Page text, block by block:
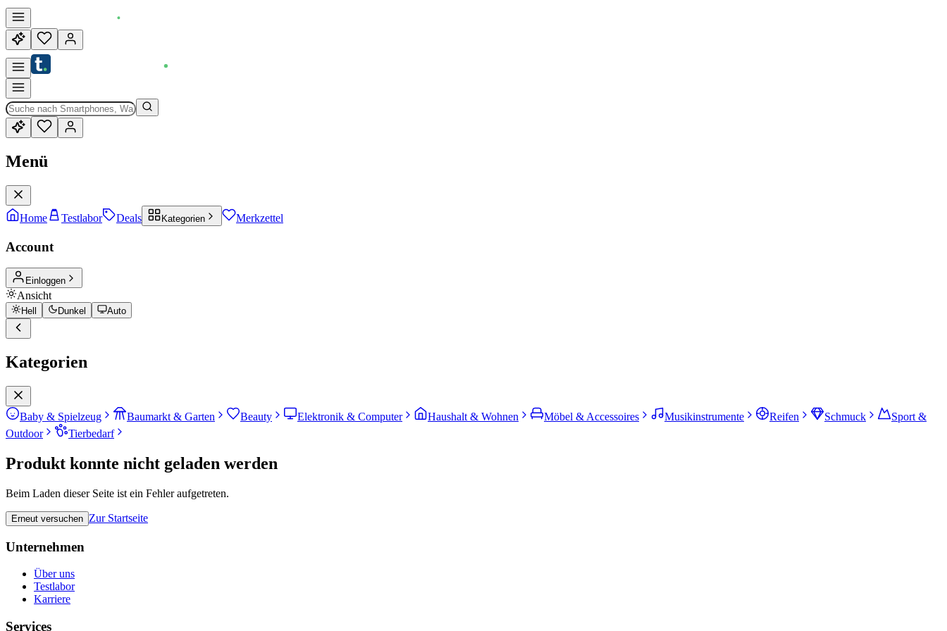
Menü
Home Testlabor Deals Kategorien Merkzettel
Account
Einloggen
Ansicht
Hell Dunkel Auto
Kategorien
Baby & Spielzeug Baumarkt & Garten Beauty Elektronik & Computer Haushalt & Wohnen Möbel & Accessoires Musikinstrumente Reifen Schmuck
Sport &
Outdoor
Tierbedarf
Produkt konnte nicht geladen werden
Beim Laden dieser Seite ist ein Fehler aufgetreten.
Erneut versuchen Zur Startseite
Unternehmen
Über uns
Testlabor
Karriere
Services